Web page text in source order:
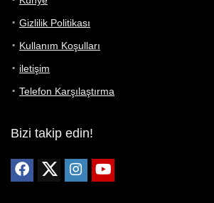
Gizlilik Politikası
Kullanım Koşulları
iletişim
Telefon Karşılaştırma
Bizi takip edin!